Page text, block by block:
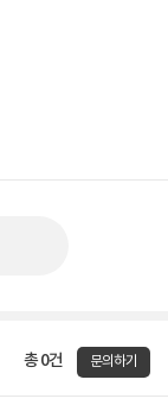
총 0건 문의하기